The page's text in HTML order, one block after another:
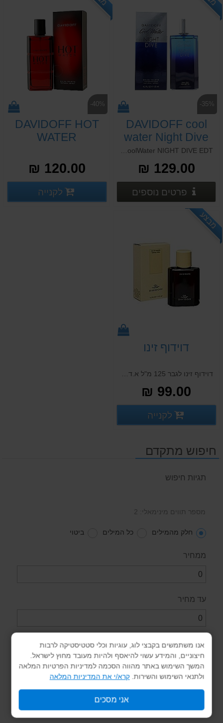
אנו משתמשים בקבצי לוג, עוגיות וכלי סטטיסטיקה לרבות
חיצוניים, והמידע עשוי להיאסף ולהיות מעובד מחוץ לישראל.
המשך השימוש באתר מהווה הסכמה למדיניות הפרטיות המלאה
ולתנאי השימוש והשירות.קרא/י את המדיניות המלאה
אני מסכים
-35%
DAVIDOFF cool
water Night Dive
129.00 ₪
פרטים נוספים פרטים נוספים
-40%
DAVIDOFF HOT
WATER
120.00 ₪
פרטים נוספים
לקנייה
מבצע
דוידוף זינו
99.00 ₪
פרטים נוספים
לקנייה
חיפוש מתקדם
תגיות חיפוש
מספר תווים מינימאלי: 2
חלק מהמילים כל המילים ביטוי
ממחיר
עד מחיר
קטגוריה